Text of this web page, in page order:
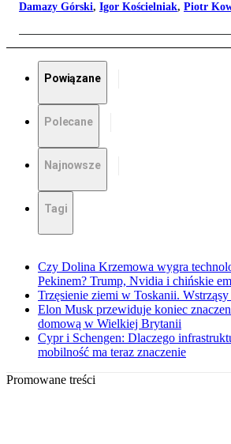
Damazy Górski, Igor Kościelniak, Piotr
Powiązane
Polecane
Najnowsze
Tagi
Czy Dolina Krzemowa wygra
Pekinem? Trump, Nvidia i chińskie
Trzęsienie ziemi w Toskanii.
Elon Musk przewiduje koniec
domową w Wielkiej Brytanii
Cypr i Schengen: Dlaczego
mobilność ma teraz znaczenie
Promowane treści